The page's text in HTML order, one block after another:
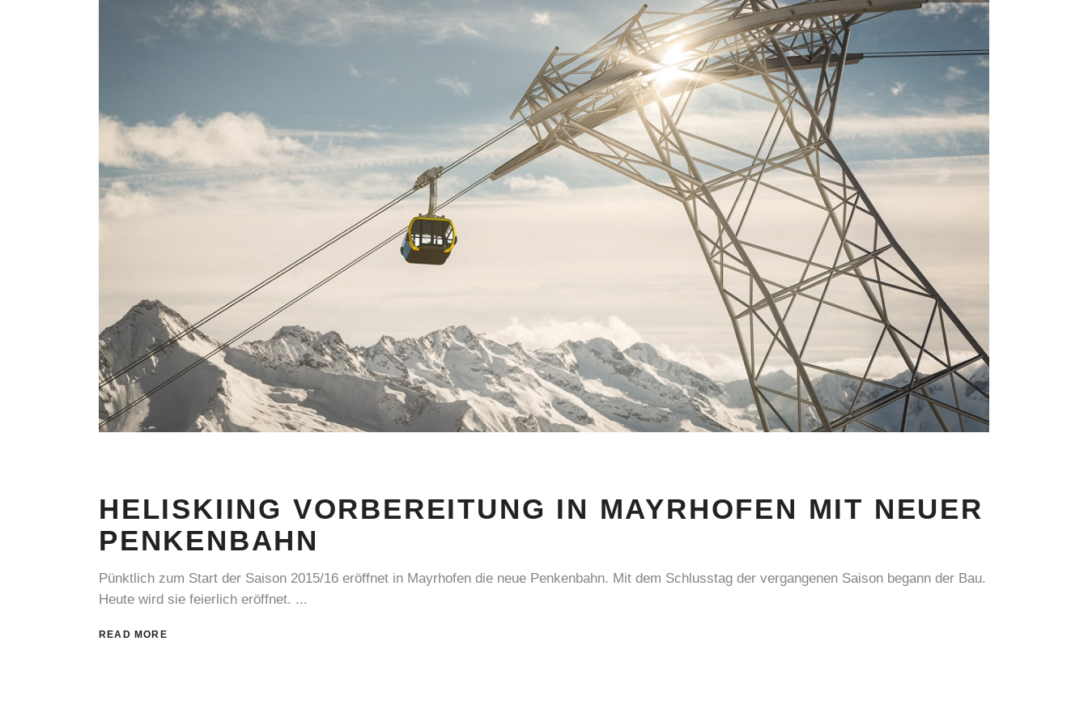
HELISKIING VORBEREITUNG IN MAYRHOFEN MIT NEUER
PENKENBAHN
Pünktlich zum Start der Saison 2015/16 eröffnet in Mayrhofen die neue Penkenbahn. Mit dem Schlusstag der vergangenen Saison begann der Bau.
Heute wird sie feierlich eröffnet.
READ MORE